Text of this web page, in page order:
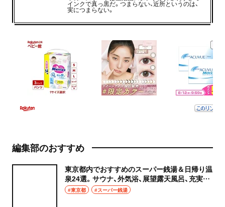
インクで真っ黒だ。つまらない、近所というのは、
実につまらない。
編集部のおすすめ
東京都内でおすすめのスーパー銭湯＆日帰り温
泉24選。サウナ、外気浴、展望露天風呂、充実の
癒やし空間へ
#東京都 #スーパー銭湯